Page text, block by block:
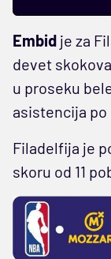
Embid je za
devet
u proseku
asistencija
Filadelfija je
skoru od 11